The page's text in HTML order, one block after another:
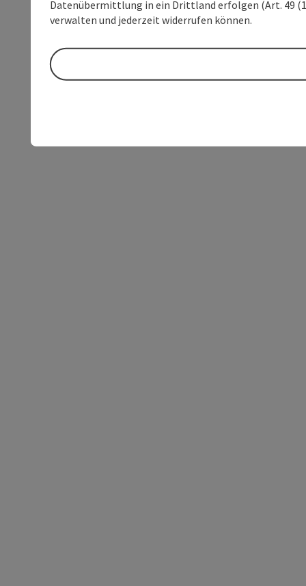
Datenübermittlung in ein Drittland erfolgen (Art. 49
verwalten und jederzeit widerrufen können.